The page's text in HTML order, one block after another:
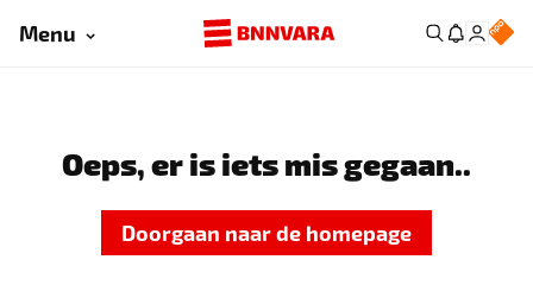
Menu
Oeps, er is iets mis gegaan..
Doorgaan naar de homepage